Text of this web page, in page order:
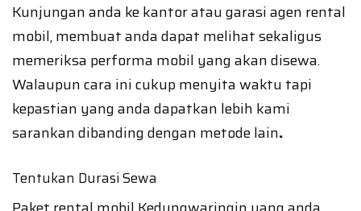
Kunjungan anda ke kantor atau garasi agen rental
mobil, membuat anda dapat melihat sekaligus
memeriksa performa mobil yang akan disewa.
Walaupun cara ini cukup menyita waktu tapi
kepastian yang anda dapatkan lebih kami
sarankan dibanding dengan metode lain.
Tentukan Durasi Sewa